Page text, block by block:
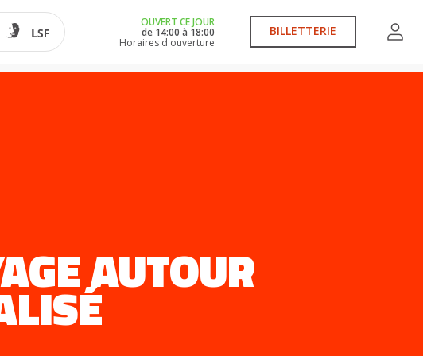
OUVERT CE JOUR
de 14:00 à 18:00
Horaires d'ouverture
BILLETTERIE
AUTOUR